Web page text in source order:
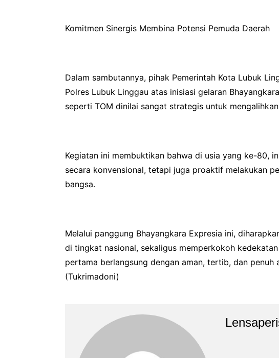
Komitmen Sinergis Membina Potensi Pemuda Daerah
Dalam sambutannya, pihak Pemerintah Kota Lubuk
Polres Lubuk Linggau atas inisiasi gelaran
seperti TOM dinilai sangat strategis untuk
Kegiatan ini membuktikan bahwa di usia yang ke-80,
secara konvensional, tetapi juga proaktif melakukan
bangsa.
Melalui panggung Bhayangkara Expresia ini,
di tingkat nasional, sekaligus memperkokoh
pertama berlangsung dengan aman, tertib, dan
(Tukrimadoni)